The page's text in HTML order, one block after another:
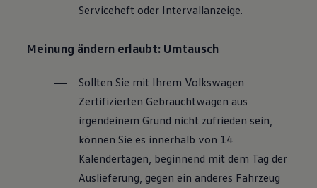
Magazin
Familie
Volkswagen R
Pannen- und Unfallhilfe
Volkswagen Kundenbetreuung
Serviceheft oder Intervallanzeige.
Meinung ändern erlaubt: Umtausch
Sollten Sie mit Ihrem Volkswagen
Zertifizierten Gebrauchtwagen aus
irgendeinem Grund nicht zufrieden sein,
können Sie es innerhalb von 14
Kalendertagen, beginnend mit dem Tag der
Auslieferung, gegen ein anderes Fahrzeug